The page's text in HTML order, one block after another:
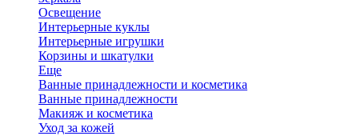
Освещение
Интерьерные куклы
Интерьерные игрушки
Корзины и шкатулки
Еще
Ванные принадлежности и косметика
Ванные принадлежности
Макияж и косметика
Уход за кожей